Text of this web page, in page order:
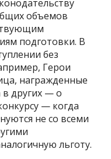
объемов
подготовки. В
без
Герои
награжденные
других — о
— когда
не со всеми
льготу.